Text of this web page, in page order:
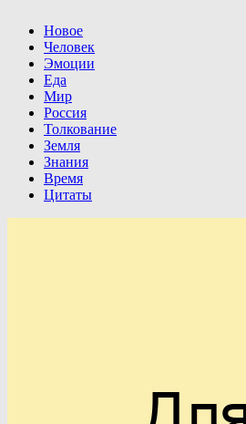
Новое
Человек
Эмоции
Еда
Мир
Россия
Толкование
Земля
Знания
Время
Цитаты